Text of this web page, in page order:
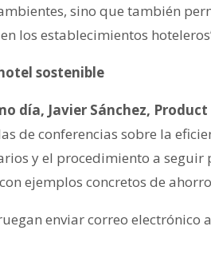
sino que también
los establecimientos
sostenible
día, Javier Sánchez,
de conferencias sobre la
y el procedimiento a
ejemplos concretos de
enviar correo electrónico